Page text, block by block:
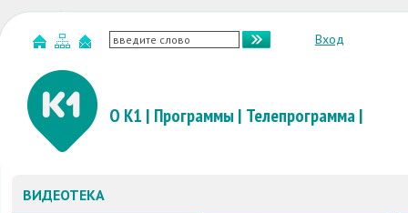
Вход
О К1 | Программы | Телепрограмма|
ВИДЕОТЕКА